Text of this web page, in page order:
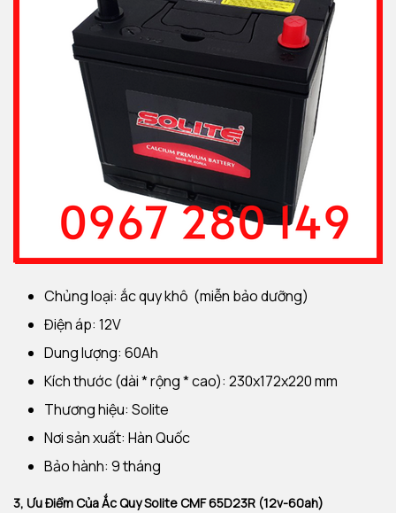
Chủng loại: ắc quy khô (miễn bảo dưỡng)
Điện áp: 12V
Dung lượng: 60Ah
Kích thước (dài * rộng * cao): 230x172x220 mm
Thương hiệu: Solite
Nơi sản xuất: Hàn Quốc
Bảo hành: 9 tháng
3, Ưu Điểm CủaẮc QuySolite CMF 65D23R (12v-60ah)